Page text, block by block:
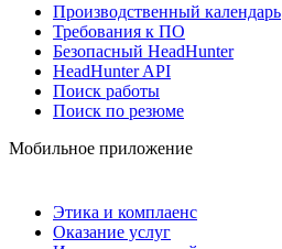
Производственный календарь
Требования к ПО
Безопасный HeadHunter
HeadHunter API
Поиск работы
Поиск по резюме
Мобильное приложение
Этика и комплаенс
Оказание услуг